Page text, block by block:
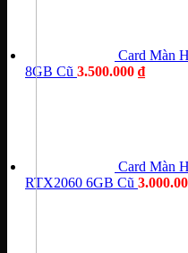
Card Màn
8GB Cũ 3.500.000 ₫
Card Màn
RTX2060 6GB Cũ